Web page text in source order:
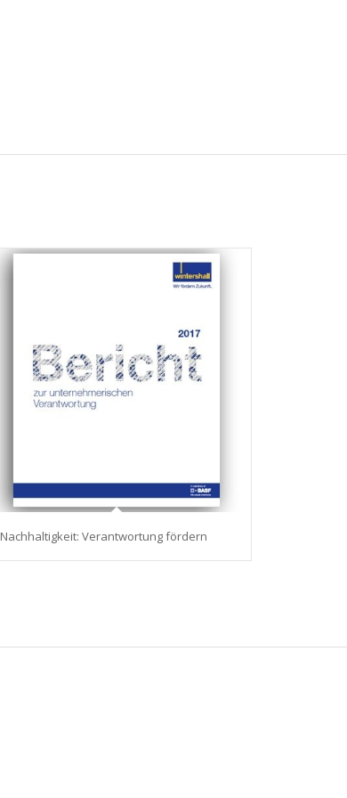
Nachhaltigkeit: Verantwortung fördern